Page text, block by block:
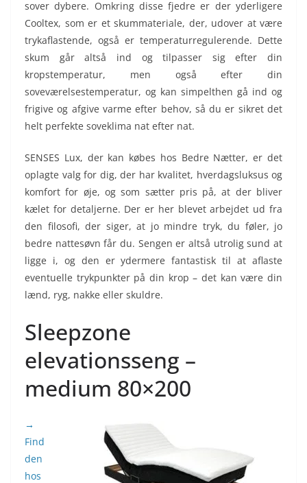
sover dybere. Omkring disse fjedre er der yderligere
Cooltex, som er et skummateriale, der, udover at være
trykaflastende, også er temperaturregulerende. Dette
skum går altså ind og tilpasser sig efter din
kropstemperatur, men også efter din
soveværelsestemperatur, og kan simpelthen gå ind og
frigive og afgive varme efter behov, så du er sikret det
helt perfekte soveklima nat efter nat.
SENSES Lux, der kan købes hos Bedre Nætter, er det
oplagte valg for dig, der har kvalitet, hverdagsluksus og
komfort for øje, og som sætter pris på, at der bliver
kælet for detaljerne. Der er her blevet arbejdet ud fra
den filosofi, der siger, at jo mindre tryk, du føler, jo
bedre nattesøvn får du. Sengen er altså utrolig sund at
ligge i, og den er ydermere fantastisk til at aflaste
eventuelle trykpunkter på din krop – det kan være din
lænd, ryg, nakke eller skuldre.
Sleepzone
elevationsseng –
medium 80×200
→
Find
den
hos